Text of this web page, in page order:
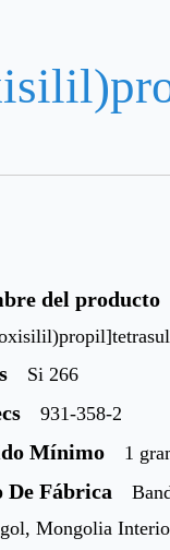
del producto
Si 266
931-358-2
Mínimo 1
De Fábrica
Mongolia